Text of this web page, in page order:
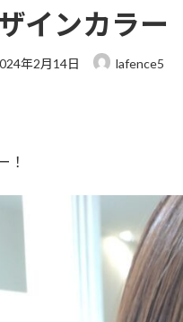
インカラー
年2月14日 lafence5
！